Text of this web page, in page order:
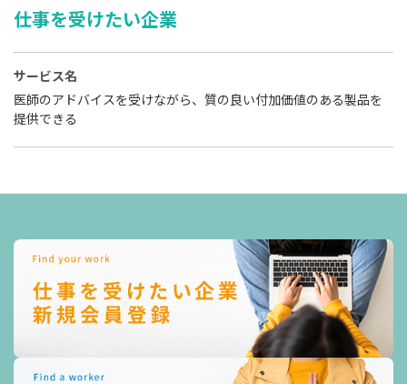
仕事を受けたい企業
サービス名
医師のアドバイスを受けながら、質の良い付加価値のある製品を
提供できる